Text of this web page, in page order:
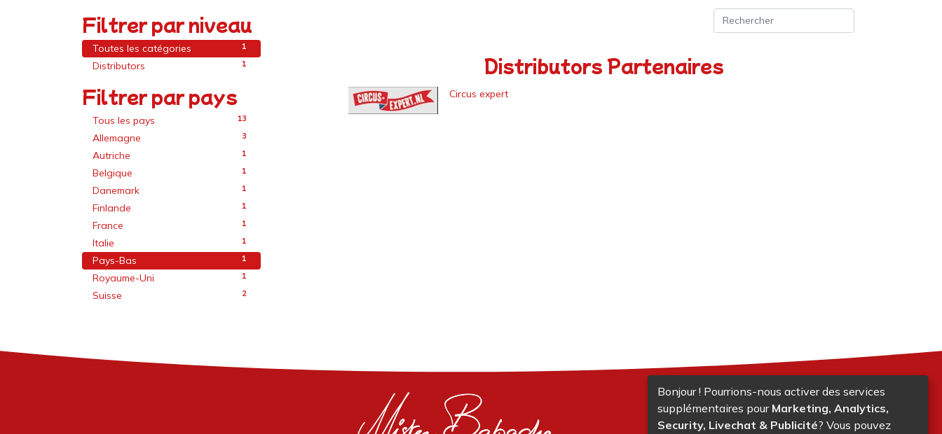
Filtrer par niveau
1
Toutes les catégories
1
Distributors
Filtrer par pays
13
Tous les pays
3
Allemagne
1
Autriche
1
Belgique
1
Danemark
1
Finlande
1
France
1
Italie
1
Pays-Bas
1
Royaume-Uni
2
Suisse
Distributors Partenaires
Circus expert
Bonjour ! Pourrions-nous activer des services
supplémentaires pour Marketing, Analytics,
Security, Livechat & Publicité? Vous pouvez